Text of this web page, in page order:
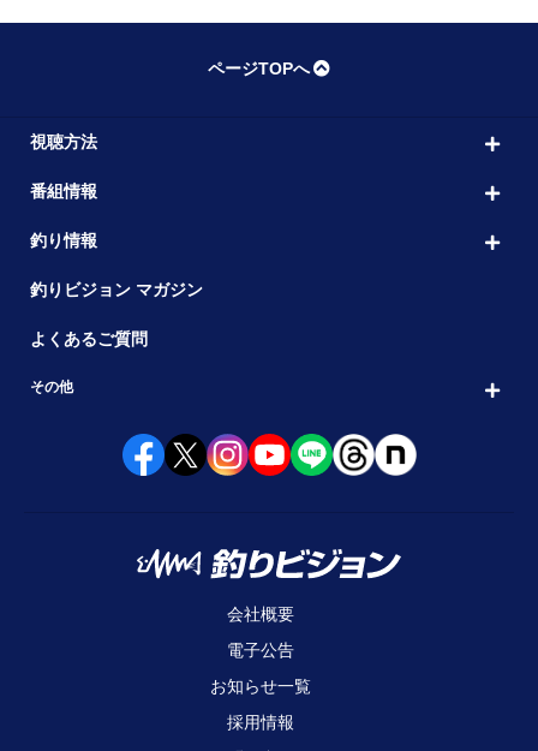
ページTOPへ
視聴方法
番組情報
釣り情報
釣りビジョン マガジン
よくあるご質問
その他
会社概要
電子公告
お知らせ一覧
採用情報